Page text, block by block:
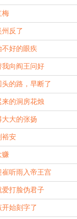
梅
州反了
不好的眼疾
我向阎王问好
头的路，早断了
来的洞房花烛
大大的张扬
裕安
赚
崔听雨入帝王宫
爱打脸伪君子
开始刻字了